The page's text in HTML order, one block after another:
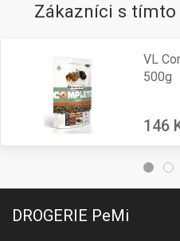
Zákazníci s
VL
500g
146
DROGERIE PeMi